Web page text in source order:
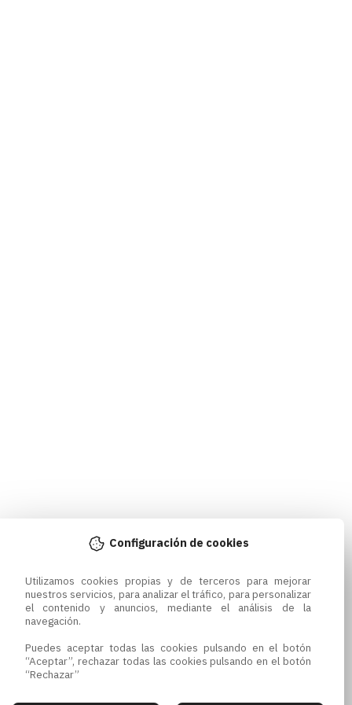
Configuración de cookies
Utilizamos cookies propias y de terceros para mejorar
nuestros servicios, para analizar el tráfico, para personalizar
el contenido y anuncios, mediante el análisis de la
navegación.
Puedes aceptar todas las cookies pulsando en el botón
“Aceptar”, rechazar todas las cookies pulsando en el botón
“Rechazar”